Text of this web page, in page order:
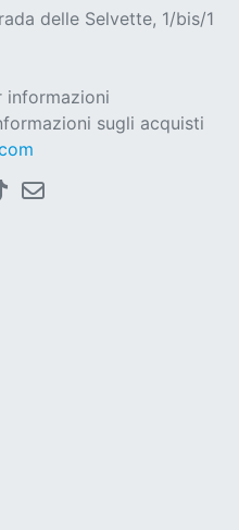
delle Selvette, 1/bis/1
informazioni
sugli acquisti